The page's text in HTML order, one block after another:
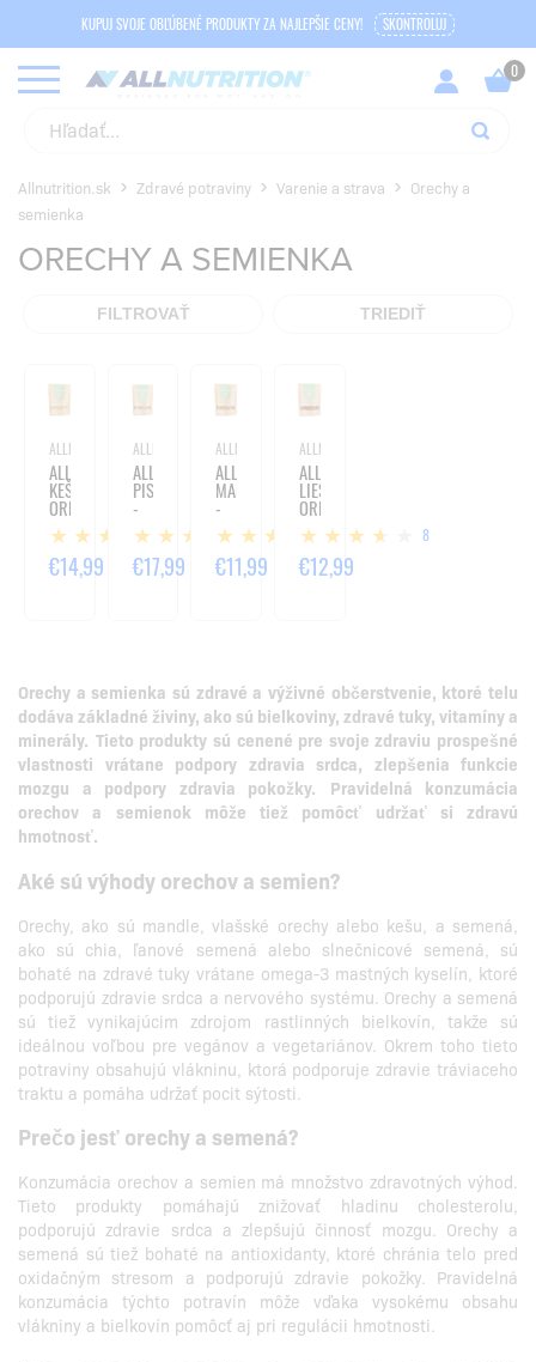
KUPUJ SVOJE OBĽÚBENÉ PRODUKTY ZA NAJLEPŠIE CENY! SKONTROLUJ
Allnutrition.sk Zdravé potraviny Varenie a strava
Orechy a
semienka
ORECHY A SEMIENKA
FILTROVAŤ TRIEDIŤ
ALLNUTRITION
ALLNATURE
KEŠU
ORECHY
500G 1
€14,99
ALLNUTRITION
ALLNATURE
PISTÁCIE
-
500G 7
€17,99
ALLNUTRITION
ALLNATURE
MANDLE
-
1000G 2
€11,99
ALLNUTRITION
ALLNATURE
LIESKOVÉ
ORIEŠKY
500G 8
€12,99
Orechy a semienka sú zdravé a výživné občerstvenie, ktoré telu
dodáva základné živiny, ako sú bielkoviny, zdravé tuky, vitamíny a
minerály. Tieto produkty sú cenené pre svoje zdraviu prospešné
vlastnosti vrátane podpory zdravia srdca, zlepšenia funkcie
mozgu a podpory zdravia pokožky.
Pravidelná konzumácia
orechov a semienok môže tiež pomôcť udržať si zdravú
hmotnosť.
Aké sú výhody orechov a semien?
Orechy, ako sú mandle, vlašské orechy alebo kešu, a semená,
ako sú chia, ľanové semená alebo slnečnicové semená, sú
bohaté na zdravé tuky vrátane omega-3 mastných kyselín, ktoré
podporujú zdravie srdca a nervového systému. Orechy a semená
sú tiež vynikajúcim zdrojom rastlinných bielkovín, takže sú
ideálnou voľbou pre vegánov a vegetariánov. Okrem toho tieto
potraviny obsahujú vlákninu, ktorá podporuje zdravie tráviaceho
traktu a pomáha udržať pocit sýtosti.
Prečo jesť orechy a semená?
Konzumácia orechov a semien má množstvo zdravotných výhod.
Tieto produkty pomáhajú znižovať hladinu cholesterolu,
podporujú zdravie srdca a zlepšujú činnosť mozgu. Orechy a
semená sú tiež bohaté na antioxidanty, ktoré chránia telo pred
oxidačným stresom a podporujú zdravie pokožky. Pravidelná
konzumácia týchto potravín môže vďaka vysokému obsahu
vlákniny a bielkovín pomôcť aj pri regulácii hmotnosti.